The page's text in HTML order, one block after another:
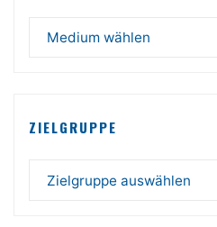
ZIELGRUPPE